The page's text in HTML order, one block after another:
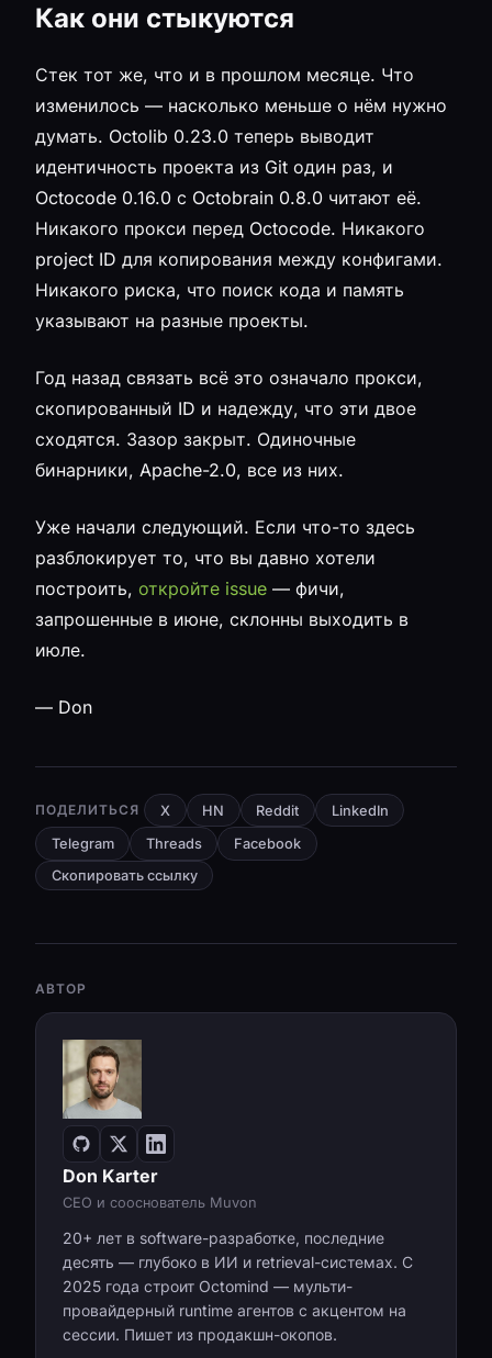
Как они стыкуются
Стек тот же, что и в прошлом месяце. Что
изменилось — насколько меньше о нём нужно
думать. Octolib 0.23.0 теперь выводит
идентичность проекта из Git один раз, и
Octocode 0.16.0 с Octobrain 0.8.0 читают её.
Никакого прокси перед Octocode. Никакого
project ID для копирования между конфигами.
Никакого риска, что поиск кода и память
указывают на разные проекты.
Год назад связать всё это означало прокси,
скопированный ID и надежду, что эти двое
сходятся. Зазор закрыт. Одиночные
бинарники, Apache-2.0, все из них.
Уже начали следующий. Если что-то здесь
разблокирует то, что вы давно хотели
построить, откройте issue — фичи,
запрошенные в июне, склонны выходить в
июле.
— Don
ПОДЕЛИТЬСЯ X HN Reddit LinkedIn
Telegram Threads
Facebook
Скопировать ссылку
АВТОР
Don Karter
CEO и сооснователь Muvon
20+ лет в software-разработке, последние
десять — глубоко в ИИ и retrieval-системах. С
2025 года строит Octomind — мульти-
провайдерный runtime агентов с акцентом на
сессии. Пишет из продакшн-окопов.